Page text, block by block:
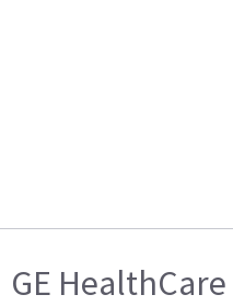
GE HealthCare